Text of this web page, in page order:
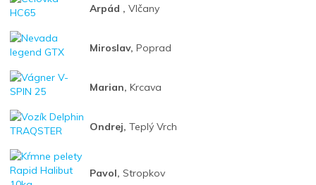
Arpád , Vlčany
Miroslav, Poprad
Marian, Krcava
Ondrej, Teplý Vrch
Pavol, Stropkov